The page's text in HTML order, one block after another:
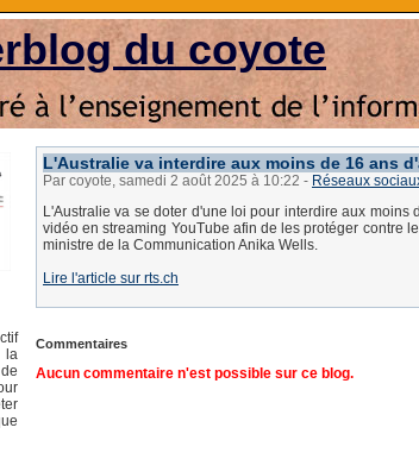
du coyote
la
L'Australie va interdire aux moins de 16 ans
Par coyote, samedi 2 août 2025 à 10:22 - Réseaux
L'Australie va se doter d'une loi pour interdire aux
vidéo en streaming YouTube afin de les protéger contre
ministre de la Communication Anika Wells.
Lire l'article sur rts.ch
Commentaires
Aucun commentaire n'est possible sur ce blog.